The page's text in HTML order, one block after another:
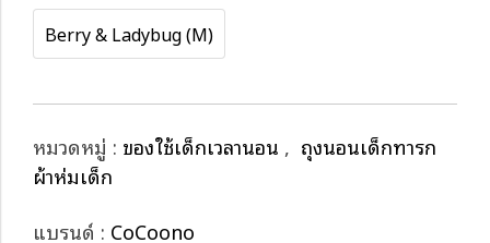
Berry & Ladybug (M)
หมวดหมู่ : ของใช้เด็กเวลานอน , ถุงนอนเด็กทารก
ผ้าห่มเด็ก
แบรนด์ : CoCoono